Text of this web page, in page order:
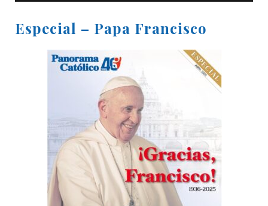
Especial – Papa Francisco